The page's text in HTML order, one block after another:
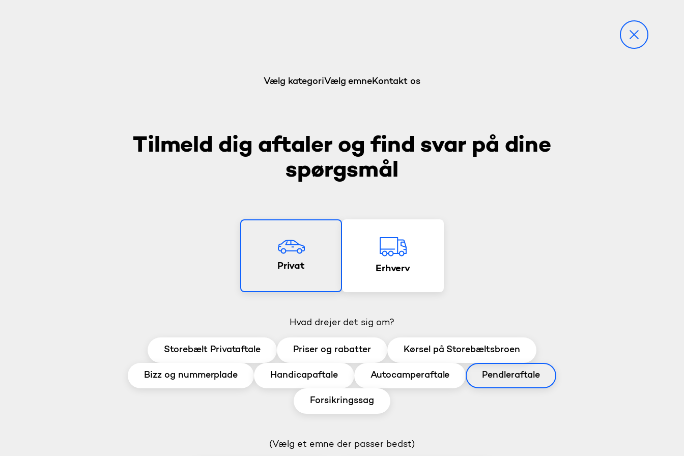
Vælg kategoriVælg emneKontakt os
Tilmeld dig aftaler og find svar på dine
spørgsmål
Privat Erhverv
Hvad drejer det sig om?
Storebælt Privataftale Priser og rabatter Kørsel på Storebæltsbroen
Bizz og nummerplade Handicapaftale Autocamperaftale Pendleraftale
Forsikringssag
(Vælg et emne der passer bedst)